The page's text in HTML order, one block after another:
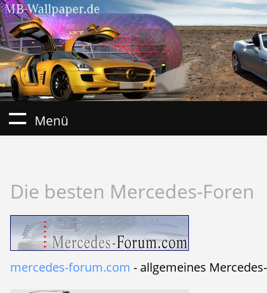
Menü
Die besten Mercedes-Foren
mercedes-forum.com - allgemeines